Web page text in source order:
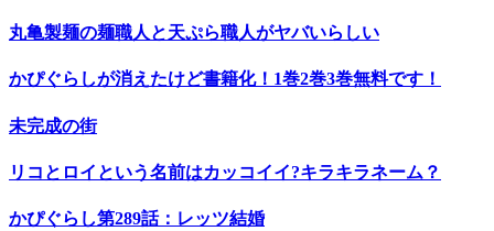
丸亀製麺の麺職人と天ぷら職人がヤバいらしい
かぴぐらしが消えたけど書籍化！1巻2巻3巻無料です！
未完成の街
リコとロイという名前はカッコイイ?キラキラネーム？
かぴぐらし第289話：レッツ結婚